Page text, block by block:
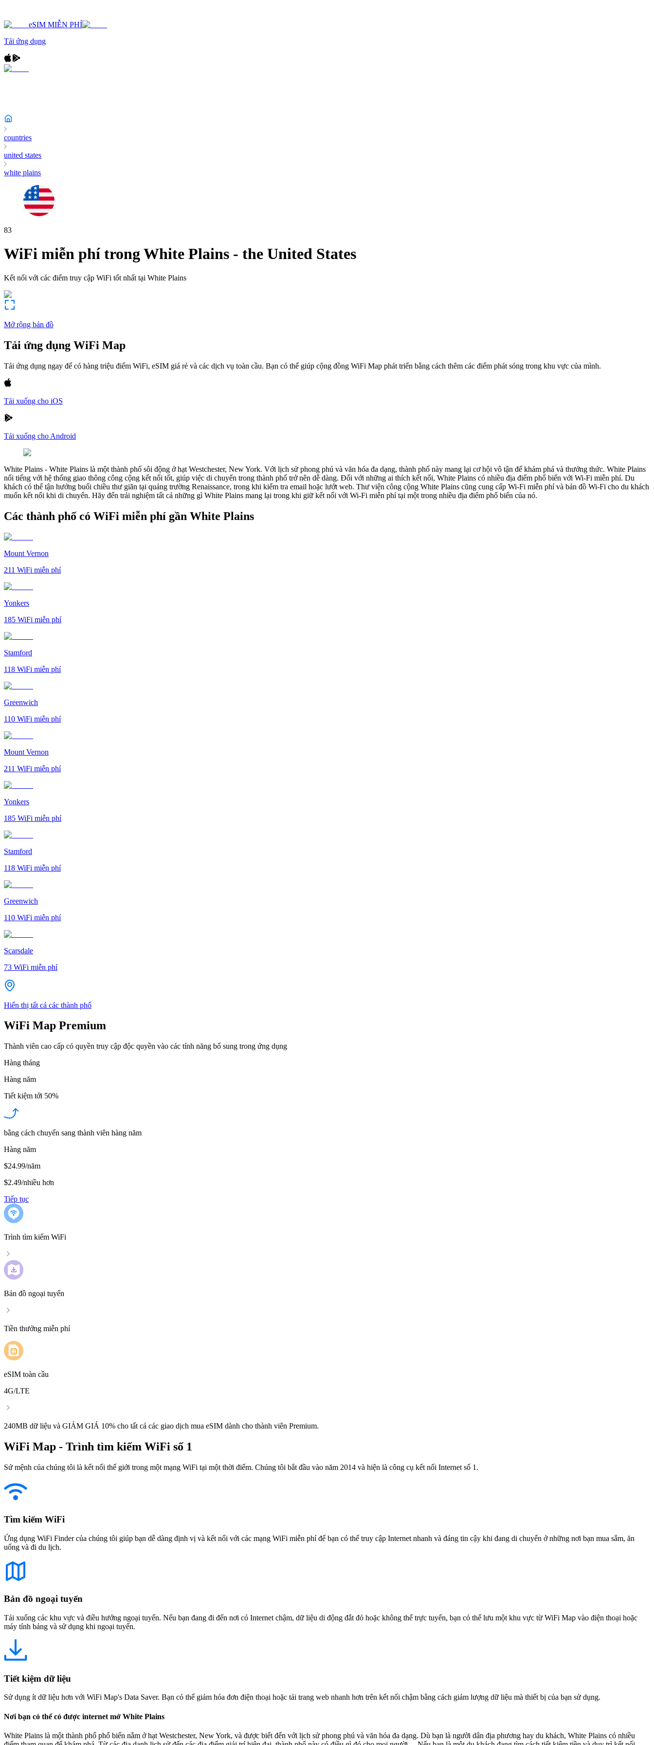
eSIM MIỄN PHÍ
Tải ứng dụng
countries
united states
white plains
83
WiFi miễn phí trongWhite Plains - the United States
Kết nối với các điểm truy cập WiFi tốt nhất tại White Plains
Mở rộng bản đồ
Tải ứng dụng WiFi Map
Tải ứng dụng ngay để có hàng triệu điểm WiFi, eSIM giá rẻ và các dịch vụ toàn cầu. Bạn có thể giúp cộng đồng WiFi Map phát triển bằng cách thêm các điểm phát sóng trong khu vực của mình.
Tải xuống cho iOS
Tải xuống cho Android
White Plains - White Plains là một thành phố sôi động ở hạt Westchester, New York. Với lịch sử phong phú và văn hóa đa dạng, thành phố này mang lại cơ hội vô tận để khám phá và thưởng thức. White Plains
nổi tiếng với hệ thống giao thông công cộng kết nối tốt, giúp việc di chuyển trong thành phố trở nên dễ dàng. Đối với những ai thích kết nối, White Plains có nhiều địa điểm phổ biến với Wi-Fi miễn phí. Du
khách có thể tận hưởng buổi chiều thư giãn tại quảng trường Renaissance, trong khi kiểm tra email hoặc lướt web. Thư viện công cộng White Plains cũng cung cấp Wi-Fi miễn phí và bản đồ Wi-Fi cho du khách
muốn kết nối khi di chuyển. Hãy đến trải nghiệm tất cả những gì White Plains mang lại trong khi giữ kết nối với Wi-Fi miễn phí tại một trong nhiều địa điểm phổ biến của nó.
Các thành phố có WiFi miễn phí gần White Plains
Mount Vernon
211 WiFi miễn phí
Yonkers
185 WiFi miễn phí
Stamford
118 WiFi miễn phí
Greenwich
110 WiFi miễn phí
Mount Vernon
211 WiFi miễn phí
Yonkers
185 WiFi miễn phí
Stamford
118 WiFi miễn phí
Greenwich
110 WiFi miễn phí
Scarsdale
73 WiFi miễn phí
Hiển thị tất cả các thành phố
WiFi Map Premium
Thành viên cao cấp có quyền truy cập độc quyền vào các tính năng bổ sung trong ứng dụng
Hàng tháng
Hàng năm
Tiết kiệm tới 50%
bằng cách chuyển sang thành viên hàng năm
Hàng năm
$24.99/năm
$2.49/nhiều hơn
Tiếp tục
Trình tìm kiếm WiFi
Bản đồ ngoại tuyến
Tiền thưởng miễn phí
eSIM toàn cầu
4G/LTE
240MB dữ liệu và GIẢM GIÁ 10% cho tất cả các giao dịch mua eSIM dành cho thành viên Premium.
WiFi Map - Trình tìm kiếm WiFi số 1
Sứ mệnh của chúng tôi là kết nối thế giới trong một mạng WiFi tại một thời điểm. Chúng tôi bắt đầu vào năm 2014 và hiện là công cụ kết nối Internet số 1.
Tìm kiếm WiFi
Ứng dụng WiFi Finder của chúng tôi giúp bạn dễ dàng định vị và kết nối với các mạng WiFi miễn phí để bạn có thể truy cập Internet nhanh và đáng tin cậy khi đang di chuyển ở những nơi bạn mua sắm, ăn
uống và đi du lịch.
Bản đồ ngoại tuyến
Tải xuống các khu vực và điều hướng ngoại tuyến. Nếu bạn đang đi đến nơi có Internet chậm, dữ liệu di động đắt đỏ hoặc không thể trực tuyến, bạn có thể lưu một khu vực từ WiFi Map vào điện thoại hoặc
máy tính bảng và sử dụng khi ngoại tuyến.
Tiết kiệm dữ liệu
Sử dụng ít dữ liệu hơn với WiFi Map's Data Saver. Bạn có thể giảm hóa đơn điện thoại hoặc tải trang web nhanh hơn trên kết nối chậm bằng cách giảm lượng dữ liệu mà thiết bị của bạn sử dụng.
Nơi bạn có thể có được internet mở White Plains
White Plains là một thành phố phổ biến nằm ở hạt Westchester, New York, và được biết đến với lịch sử phong phú và văn hóa đa dạng. Dù bạn là người dân địa phương hay du khách, White Plains có nhiều